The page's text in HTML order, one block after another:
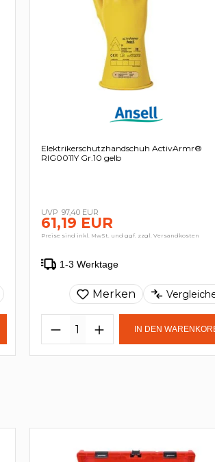
Elektrikerschutzhandschuh ActivArmr®
RIG0011Y Gr.10 gelb
97,40 EUR
61,19 EUR
Preise sind inkl. MwSt. und ggf. zzgl. Versandkosten
1-3 Werktage
Merken
IN DEN